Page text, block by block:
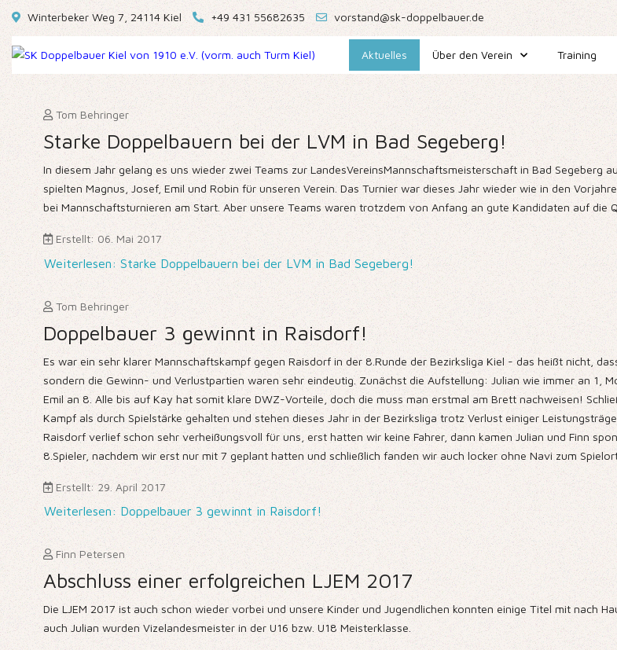
Winterbeker Weg 7, 24114 Kiel +49 431 55682635 vorstand@sk-doppelbauer.de
Aktuelles Über den Verein Training
Tom Behringer
Starke Doppelbauern bei der LVM in Bad Segeberg!
In diesem Jahr gelang es uns wieder zwei Teams zur LandesVereinsMannschaftsmeisterschaft in Bad Segeberg
spielten Magnus, Josef, Emil und Robin für unseren Verein. Das Turnier war dieses Jahr wieder wie in den
bei Mannschaftsturnieren am Start. Aber unsere Teams waren trotzdem von Anfang an gute Kandidaten auf die
Erstellt: 06. Mai 2017
Weiterlesen: Starke Doppelbauern bei der LVM in Bad Segeberg!
Tom Behringer
Doppelbauer 3 gewinnt in Raisdorf!
Es war ein sehr klarer Mannschaftskampf gegen Raisdorf in der 8.Runde der Bezirksliga Kiel - das heißt nicht,
sondern die Gewinn- und Verlustpartien waren sehr eindeutig. Zunächst die Aufstellung: Julian wie immer an 1,
Emil an 8. Alle bis auf Kay hat somit klare DWZ-Vorteile, doch die muss man erstmal am Brett nachweisen!
Kampf als durch Spielstärke gehalten und stehen dieses Jahr in der Bezirksliga trotz Verlust einiger
Raisdorf verlief schon sehr verheißungsvoll für uns, erst hatten wir keine Fahrer, dann kamen Julian und Finn
8.Spieler, nachdem wir erst nur mit 7 geplant hatten und schließlich fanden wir auch locker ohne Navi zum
Erstellt: 29. April 2017
Weiterlesen: Doppelbauer 3 gewinnt in Raisdorf!
Finn Petersen
Abschluss einer erfolgreichen LJEM 2017
Die LJEM 2017 ist auch schon wieder vorbei und unsere Kinder und Jugendlichen konnten einige Titel mit nach
auch Julian wurden Vizelandesmeister in der U16 bzw. U18 Meisterklasse.